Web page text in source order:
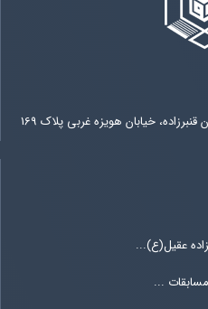
خیابان هویزه غربی پلاک 169
عقیل(ع)...
...